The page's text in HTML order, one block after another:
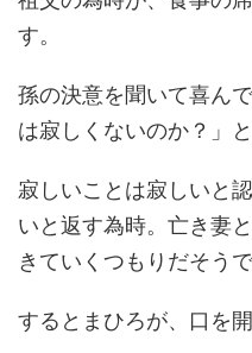
す。
孫の決意を聞いて喜ん
は寂しくないのか？」
寂しいことは寂しいと
いと返す為時。亡き妻
きていくつもりだそうで
するとまひろが、口を開